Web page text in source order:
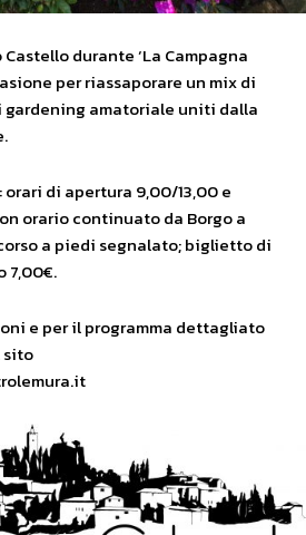
durante ‘La Campagna
per riassaporare un mix di
amatoriale uniti dalla
di apertura 9,00/13,00 e
orario continuato da Borgo a
a piedi segnalato; biglietto di
7,00€.
e per il programma dettagliato
sito